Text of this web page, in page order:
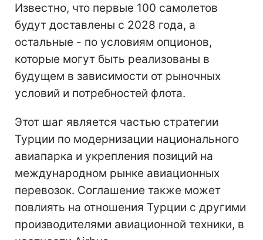
Известно, что первые 100 самолетов
будут доставлены с 2028 года, а
остальные - по условиям опционов,
которые могут быть реализованы в
будущем в зависимости от рыночных
условий и потребностей флота.
Этот шаг является частью стратегии
Турции по модернизации национального
авиапарка и укрепления позиций на
международном рынке авиационных
перевозок. Соглашение также может
повлиять на отношения Турции с другими
производителями авиационной техники, в